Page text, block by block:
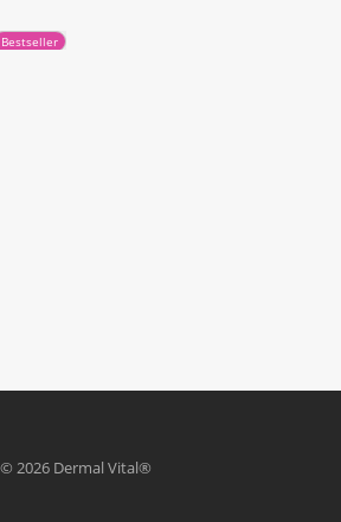
Bestseller
© 2026 Dermal Vital®